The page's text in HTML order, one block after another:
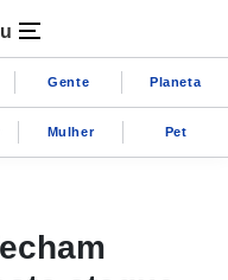
Gente Planeta
Mulher Pet